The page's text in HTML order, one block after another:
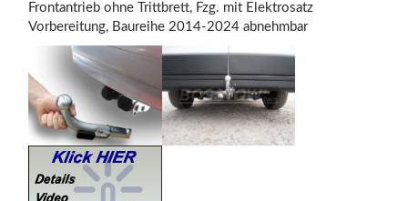
Frontantrieb ohne Trittbrett, Fzg. mit Elektrosatz
Vorbereitung, Baureihe 2014-2024 abnehmbar